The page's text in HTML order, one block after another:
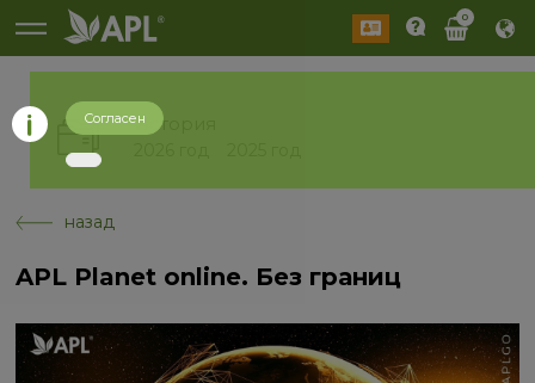
0
История
назад
APL Planet online. Без границ
Согласен